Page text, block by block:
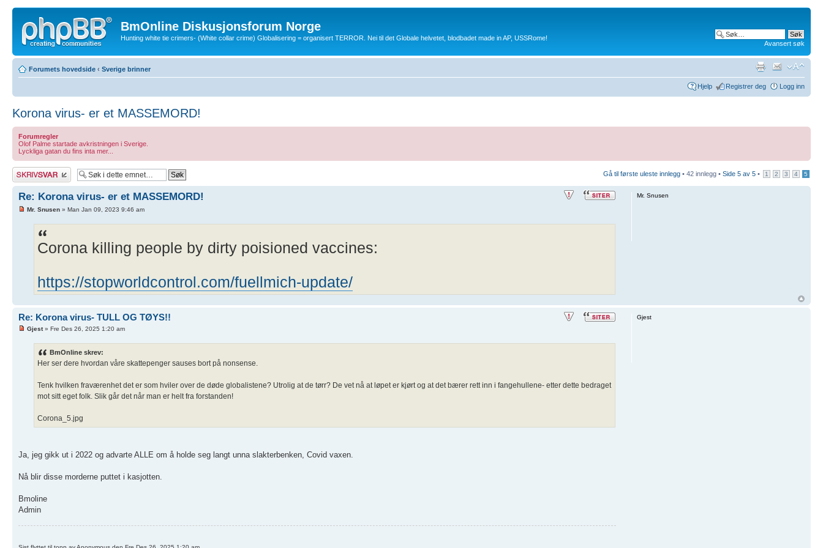
BmOnline Diskusjonsforum Norge
Hunting white tie crimers- (White collar crime) Globalisering = organisert TERROR. Nei til det Globale helvetet, blodbadet made in AP, USSRome!
Avansert søk
Forumets hovedside ‹ Sverige brinner
Hjelp Registrer deg Logg inn
Korona virus- er et MASSEMORD!
Forumregler
Olof Palme startade avkristningen i Sverige.
Lyckliga gatan du fins inta mer...
Skriv et svar Gå til første uleste innlegg • 42 innlegg • Side 5 av 5 • 1 2 3 4 5
Re: Korona virus- er et MASSEMORD!
Mr. Snusen » Man Jan 09, 2023 9:46 am
Corona killing people by dirty poisioned vaccines:
https://stopworldcontrol.com/fuellmich-update/
Mr. Snusen
Re: Korona virus- TULL OG TØYS!!
Gjest» Fre Des 26, 2025 1:20 am
BmOnline skrev:
Her ser dere hvordan våre skattepenger sauses bort på nonsense.
Tenk hvilken fraværenhet det er som hviler over de døde globalistene? Utrolig at de tørr? De vet nå at løpet er kjørt og at det bærer rett inn i fangehullene- etter dette bedraget
mot sitt eget folk. Slik går det når man er helt fra forstanden!
Corona_5.jpg
Ja, jeg gikk ut i 2022 og advarte ALLE om å holde seg langt unna slakterbenken, Covid vaxen.
Nå blir disse morderne puttet i kasjotten.
Bmoline
Admin
Gjest